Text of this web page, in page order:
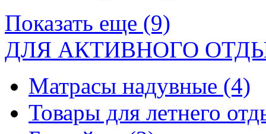
Показать еще (9)
ДЛЯ АКТИВНОГО
Матрасы надувные (4)
Товары для летнего